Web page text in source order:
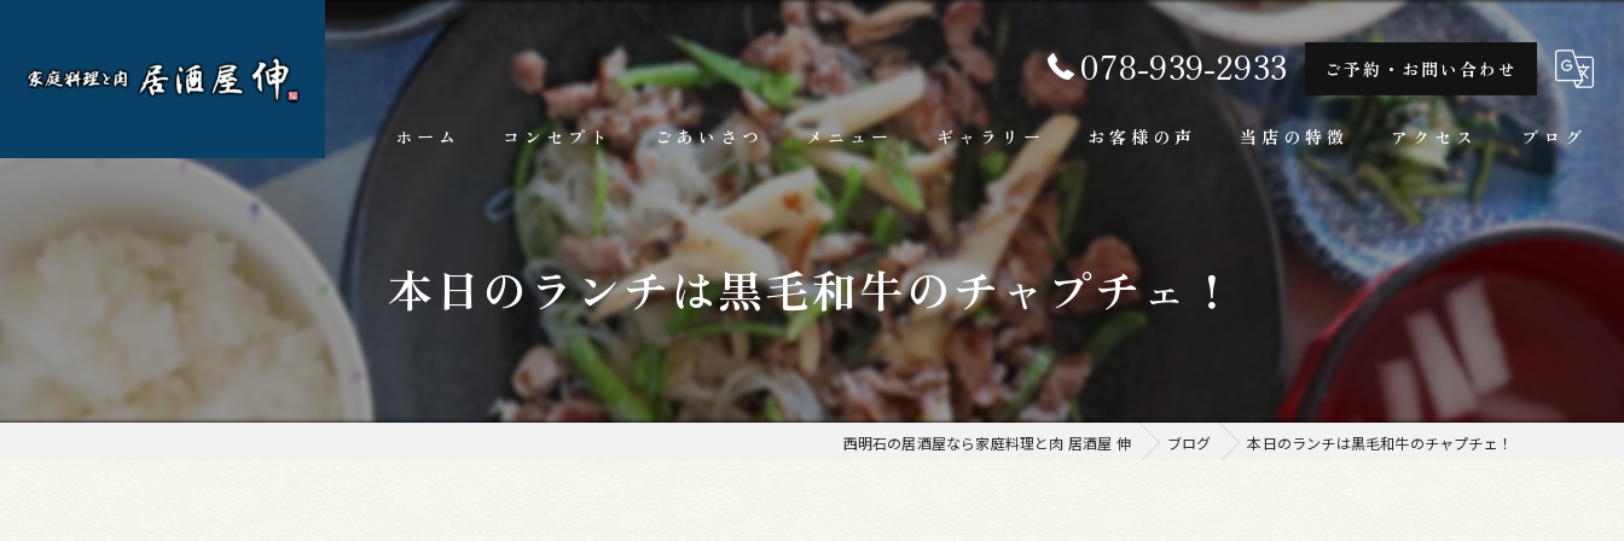
078-939-2933 ご予約・お問い合わせ
ホーム コンセプト ごあいさつ メニュー
ランチ
お料理
お飲み物
ギャラリー お客様の声 当店の特徴
隠れ家
ランチ
家庭料理
アクセス ブログ
本日のランチは黒毛和牛のチャプチェ！
西明石の居酒屋なら家庭料理と肉 居酒屋 伸 ブログ 本日のランチは黒毛和牛のチャプチェ！